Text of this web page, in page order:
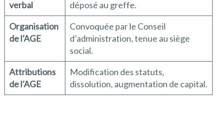
verbal
déposé au greffe.
Organisation
de l’AGE
Convoquée par le Conseil
d’administration, tenue au siège
social.
Attributions
de l’AGE
Modification des statuts,
dissolution, augmentation de capital.